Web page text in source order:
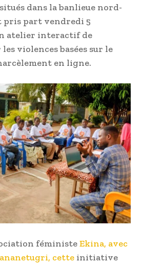
dans la banlieue nord-
pris part vendredi 5
atelier interactif de
violences basées sur le
en ligne.
féministeEkina, avec
cette initiative